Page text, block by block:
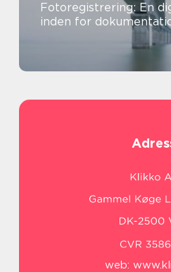
Fotoregistrering: En
inden for
web: